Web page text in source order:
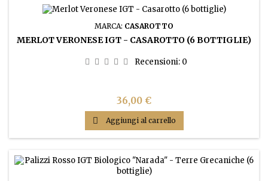
MARCA: CASAROTTO
MERLOT VERONESE IGT - CASAROTTO (6 BOTTIGLIE)
Recensioni: 0
Prezzo
36,00 €
 Aggiungi al carrello